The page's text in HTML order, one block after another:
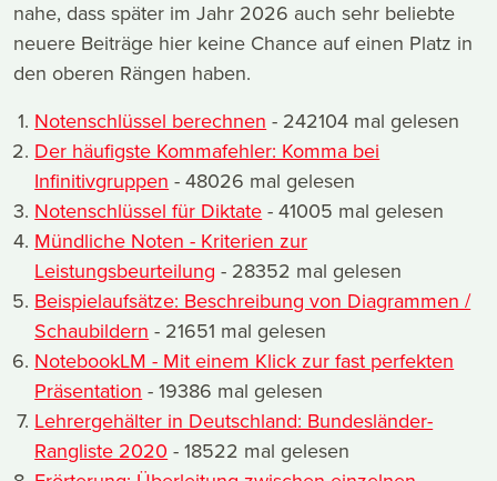
nahe, dass später im Jahr 2026 auch sehr beliebte
neuere Beiträge hier keine Chance auf einen Platz in
den oberen Rängen haben.
Notenschlüssel berechnen - 242104 mal gelesen
Der häufigste Kommafehler: Komma bei
Infinitivgruppen - 48026 mal gelesen
Notenschlüssel für Diktate - 41005 mal gelesen
Mündliche Noten - Kriterien zur
Leistungsbeurteilung - 28352 mal gelesen
Beispielaufsätze: Beschreibung von Diagrammen /
Schaubildern - 21651 mal gelesen
NotebookLM - Mit einem Klick zur fast perfekten
Präsentation - 19386 mal gelesen
Lehrergehälter in Deutschland: Bundesländer-
Rangliste 2020 - 18522 mal gelesen